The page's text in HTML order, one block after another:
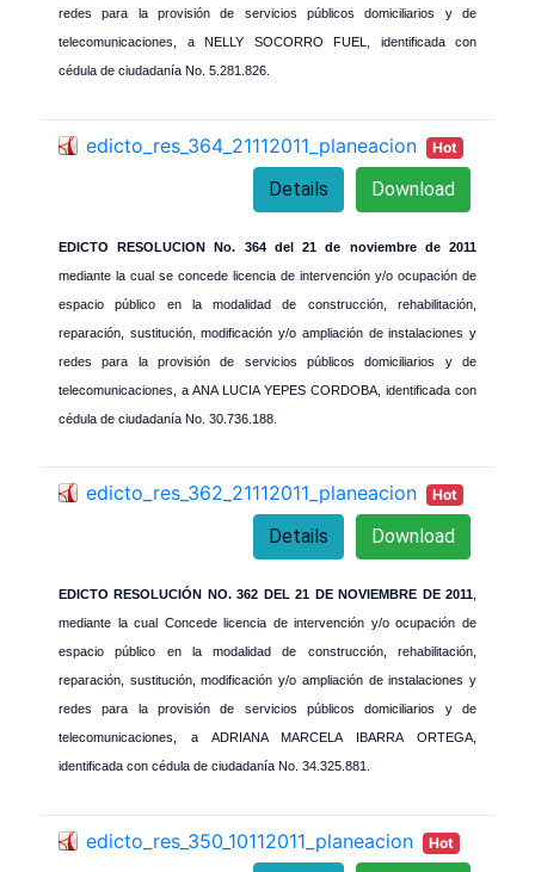
redes para la provisión de servicios públicos domiciliarios y de
telecomunicaciones, a NELLY SOCORRO FUEL, identificada con
cédula de ciudadanía No. 5.281.826.
edicto_res_364_21112011_planeacion Hot
Download
Details
EDICTO RESOLUCION No. 364 del 21 de noviembre de 2011
mediante la cual se concede licencia de intervención y/o ocupación de
espacio público en la modalidad de construcción, rehabilitación,
reparación, sustitución, modificación y/o ampliación de instalaciones y
redes para la provisión de servicios públicos domiciliarios y de
telecomunicaciones, a ANA LUCIA YEPES CORDOBA, identificada con
cédula de ciudadanía No. 30.736.188.
edicto_res_362_21112011_planeacion Hot
Download
Details
EDICTO RESOLUCIÓN NO. 362 DEL 21 DE NOVIEMBRE DE 2011,
mediante la cual Concede licencia de intervención y/o ocupación de
espacio público en la modalidad de construcción, rehabilitación,
reparación, sustitución, modificación y/o ampliación de instalaciones y
redes para la provisión de servicios públicos domiciliarios y de
telecomunicaciones, a ADRIANA MARCELA IBARRA ORTEGA,
identificada con cédula de ciudadanía No. 34.325.881.
edicto_res_350_10112011_planeacion Hot